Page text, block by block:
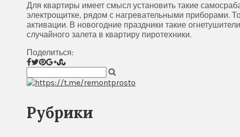
Для квартиры имеет смысл установить такие
электрощитке, рядом с нагревательными приборами.
активации. В новогодние праздники такие
случайного залета в квартиру пиротехники.
Поделиться:
Рубрики